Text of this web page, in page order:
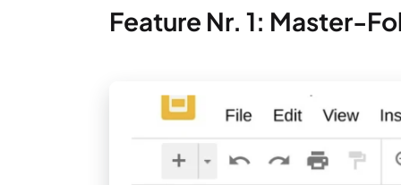
Feature Nr. 1: Master-